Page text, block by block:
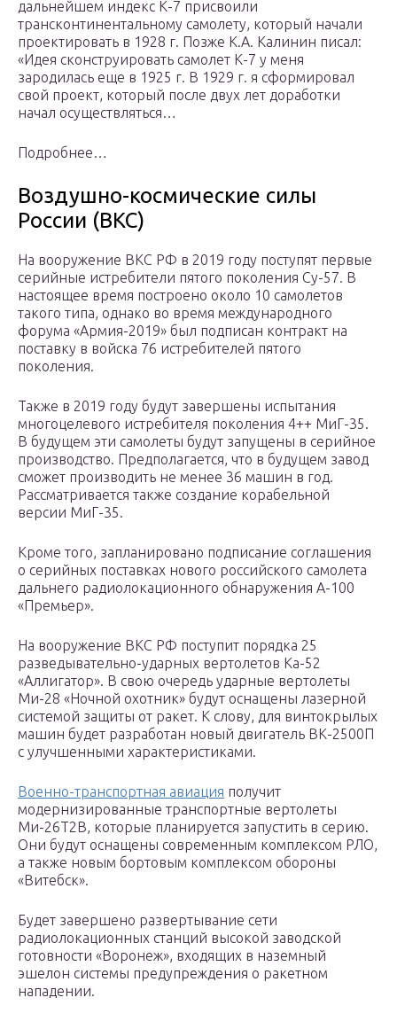
дальнейшем индекс К-7 присвоили
трансконтинентальному самолету, который начали
проектировать в 1928 г. Позже К.А. Калинин писал:
«Идея сконструировать самолет К-7 у меня
зародилась еще в 1925 г. В 1929 г. я сформировал
свой проект, который после двух лет доработки
начал осуществляться…
Подробнее…
Воздушно-космические силы
России (ВКС)
На вооружение ВКС РФ в 2019 году поступят первые
серийные истребители пятого поколения Су-57. В
настоящее время построено около 10 самолетов
такого типа, однако во время международного
форума «Армия-2019» был подписан контракт на
поставку в войска 76 истребителей пятого
поколения.
Также в 2019 году будут завершены испытания
многоцелевого истребителя поколения 4++ МиГ-35.
В будущем эти самолеты будут запущены в серийное
производство. Предполагается, что в будущем завод
сможет производить не менее 36 машин в год.
Рассматривается также создание корабельной
версии МиГ-35.
Кроме того, запланировано подписание соглашения
о серийных поставках нового российского самолета
дальнего радиолокационного обнаружения А-100
«Премьер».
На вооружение ВКС РФ поступит порядка 25
разведывательно-ударных вертолетов Ка-52
«Аллигатор». В свою очередь ударные вертолеты
Ми-28 «Ночной охотник» будут оснащены лазерной
системой защиты от ракет. К слову, для винтокрылых
машин будет разработан новый двигатель ВК-2500П
с улучшенными характеристиками.
Военно-транспортная авиация получит
модернизированные транспортные вертолеты
Ми-26Т2В, которые планируется запустить в серию.
Они будут оснащены современным комплексом РЛО,
а также новым бортовым комплексом обороны
«Витебск».
Будет завершено развертывание сети
радиолокационных станций высокой заводской
готовности «Воронеж», входящих в наземный
эшелон системы предупреждения о ракетном
нападении.